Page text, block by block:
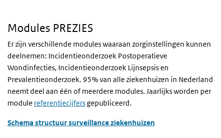
Modules PREZIES
Er zijn verschillende modules waaraan zorginstellingen kunnen
deelnemen: Incidentieonderzoek Postoperatieve
Wondinfecties, Incidentieonderzoek Lijnsepsis en
Prevalentieonderzoek. 95% van alle ziekenhuizen in Nederland
neemt deel aan één of meerdere modules. Jaarlijks worden per
module referentiecijfersgepubliceerd.
Schema structuur surveillance ziekenhuizen